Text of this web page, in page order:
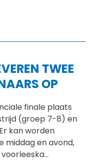
TWEE
OP
finale plaats
(groep 7-8) en
kan worden
middag en avond,